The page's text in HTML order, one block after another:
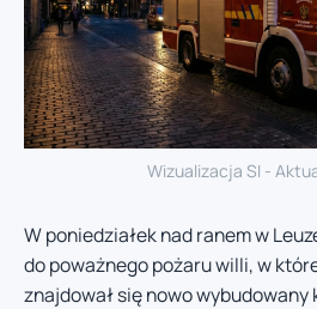
Wizualizacja SI -
W poniedziałek nad ranem w
do poważnego pożaru willi, w
znajdował się nowo wybudowany